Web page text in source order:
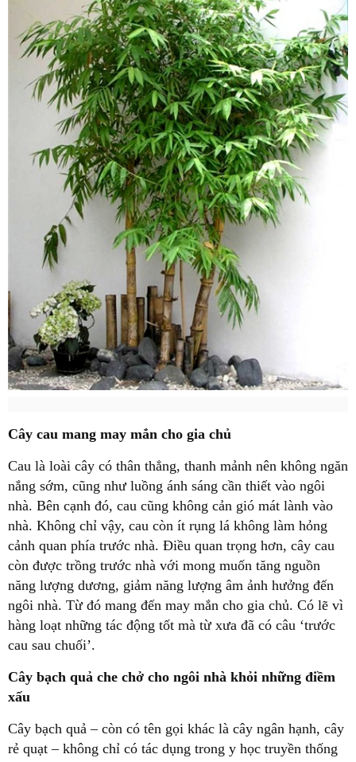
Cây cau mang may mắn cho gia chủ
Cau là loài cây có thân thẳng, thanh mảnh nên không ngăn
nắng sớm, cũng như luồng ánh sáng cần thiết vào ngôi
nhà. Bên cạnh đó, cau cũng không cản gió mát lành vào
nhà. Không chỉ vậy, cau còn ít rụng lá không làm hỏng
cảnh quan phía trước nhà. Điều quan trọng hơn, cây cau
còn được trồng trước nhà với mong muốn tăng nguồn
năng lượng dương, giảm năng lượng âm ảnh hưởng đến
ngôi nhà. Từ đó mang đến may mắn cho gia chủ. Có lẽ vì
hàng loạt những tác động tốt mà từ xưa đã có câu ‘trước
cau sau chuối’.
Cây bạch quả che chở cho ngôi nhà khỏi những điềm
xấu
Cây bạch quả – còn có tên gọi khác là cây ngân hạnh, cây
rẻ quạt – không chỉ có tác dụng trong y học truyền thống